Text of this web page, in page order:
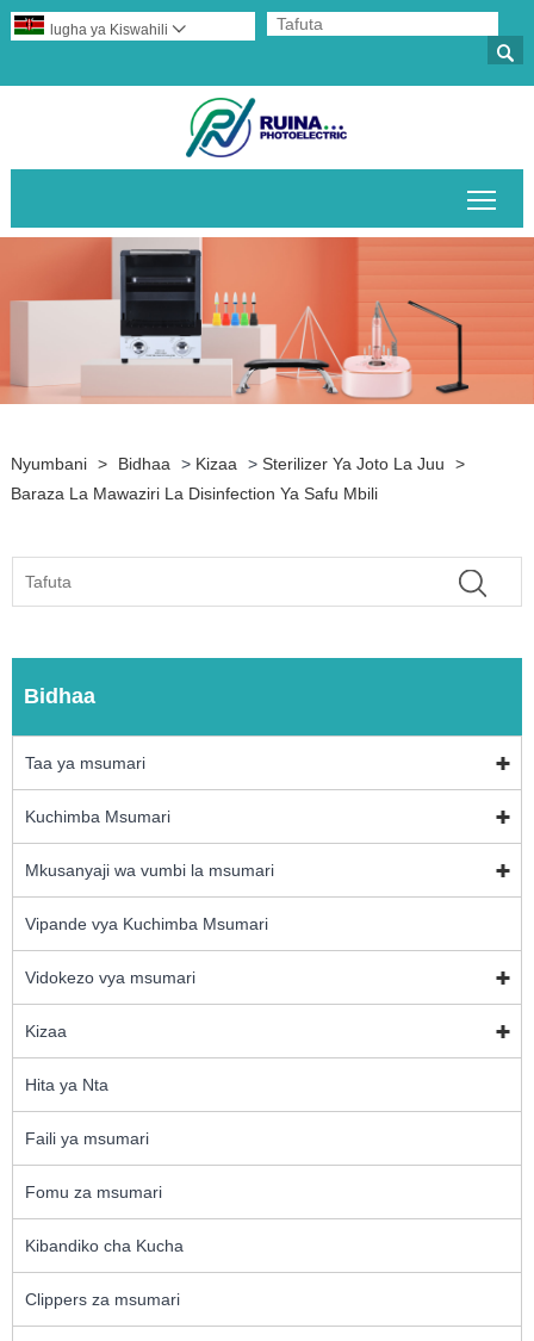

lugha ya Kiswahili 
Nyumbani > Bidhaa > Kizaa > Sterilizer Ya Joto La Juu
>
Baraza La Mawaziri La Disinfection Ya Safu Mbili
Bidhaa
Taa ya msumari
Kuchimba Msumari
Mkusanyaji wa vumbi la msumari
Vipande vya Kuchimba Msumari
Vidokezo vya msumari
Kizaa
Hita ya Nta
Faili ya msumari
Fomu za msumari
Kibandiko cha Kucha
Clippers za msumari